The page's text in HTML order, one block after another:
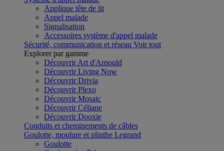
Applique tête de lit
Appel malade
Signalisation
Accessoires système d'appel malade
Sécurité, communication et réseau Voir tout
Explorer par gamme
Découvrir Art d'Arnould
Découvrir Living Now
Découvrir Drivia
Découvrir Plexo
Découvrir Mosaic
Découvrir Céliane
Découvrir Dooxie
Conduits et cheminements de câbles
Goulotte, moulure et plinthe Legrand
Goulotte